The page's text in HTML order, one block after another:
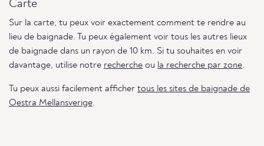
Carte
Sur la carte, tu peux voir exactement comment te rendre au
lieu de baignade. Tu peux également voir tous les autres lieux
de baignade dans un rayon de 10 km. Si tu souhaites en voir
davantage, utilise notre recherche ou la recherche par zone.
Tu peux aussi facilement afficher tous les sites de baignade de
Oestra Mellansverige.